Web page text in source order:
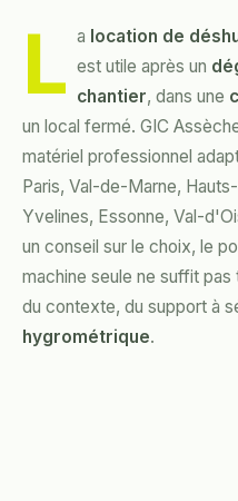
L a location de
est utile après un
chantier, dans une
un local fermé. GIC
matériel professionnel
Paris, Val-de-Marne,
Yvelines, Essonne, Val-
un conseil sur le choix, le
machine seule ne suffit
du contexte, du support à
hygrométrique.